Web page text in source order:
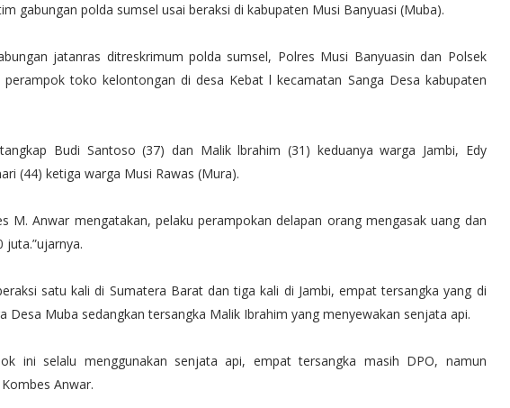
gabungan polda sumsel usai beraksi di kabupaten Musi Banyuasi (Muba).
jatanras ditreskrimum polda sumsel, Polres Musi Banyuasin dan Polsek
toko kelontongan di desa Kebat l kecamatan Sanga Desa kabupaten
Budi Santoso (37) dan Malik lbrahim (31) keduanya warga Jambi, Edy
(44) ketiga warga Musi Rawas (Mura).
M. Anwar mengatakan, pelaku perampokan delapan orang mengasak uang dan
juta.”ujarnya.
satu kali di Sumatera Barat dan tiga kali di Jambi, empat tersangka yang di
Desa Muba sedangkan tersangka Malik Ibrahim yang menyewakan senjata api.
ini selalu menggunakan senjata api, empat tersangka masih DPO, namun
Anwar.